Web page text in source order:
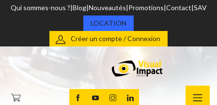
Qui sommes-nous ? Blog Nouveautés Promotions Contact SAV
LOCATION
Créer un compte / Connexion